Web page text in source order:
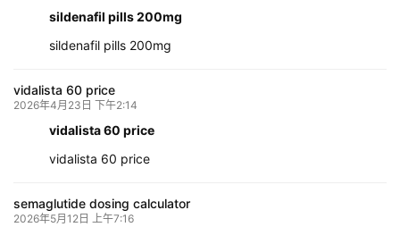
sildenafil pills 200mg
sildenafil pills 200mg
vidalista 60 price
2026年4月23日 下午2:14
vidalista 60 price
vidalista 60 price
semaglutide dosing calculator
2026年5月12日 上午7:16